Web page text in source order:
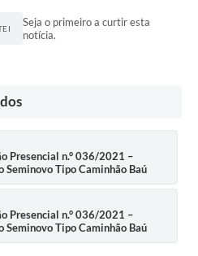
Seja o primeiro a curtir esta
notícia.
Presencial n.° 036/2021 –
Seminovo Tipo Caminhão Baú
Presencial n.° 036/2021 –
Seminovo Tipo Caminhão Baú